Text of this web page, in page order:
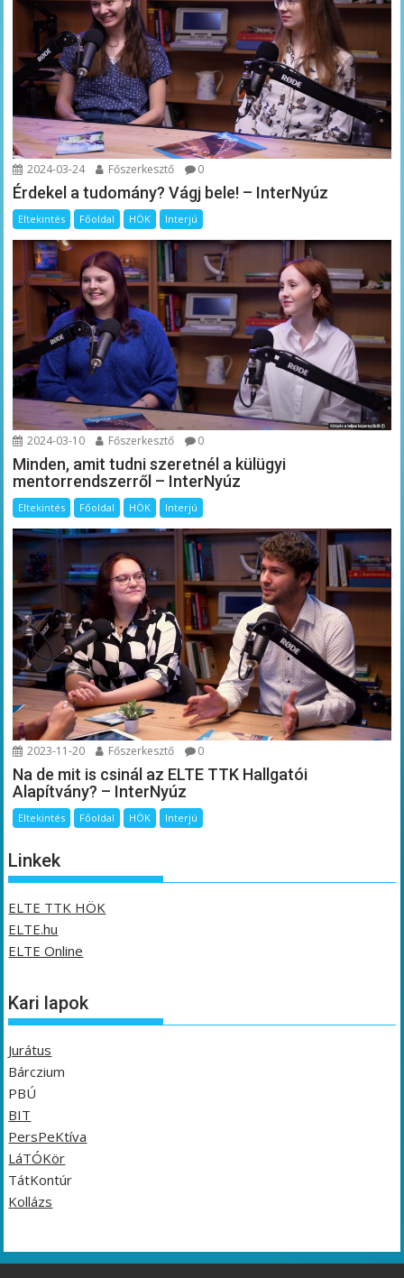
2024-03-24 Főszerkesztő 0
Érdekel a tudomány? Vágj bele! – InterNyúz
Eltekintés Főoldal HÖK Interjú
2024-03-10 Főszerkesztő 0
Minden, amit tudni szeretnél a külügyi
mentorrendszerről – InterNyúz
Eltekintés Főoldal HÖK Interjú
2023-11-20 Főszerkesztő 0
Na de mit is csinál az ELTE TTK Hallgatói
Alapítvány? – InterNyúz
Eltekintés Főoldal HÖK Interjú
Linkek
ELTE TTK HÖK
ELTE.hu
ELTE Online
Kari lapok
Jurátus
Bárczium
PBÚ
BIT
PersPeKtíva
LáTÓKör
TátKontúr
Kollázs